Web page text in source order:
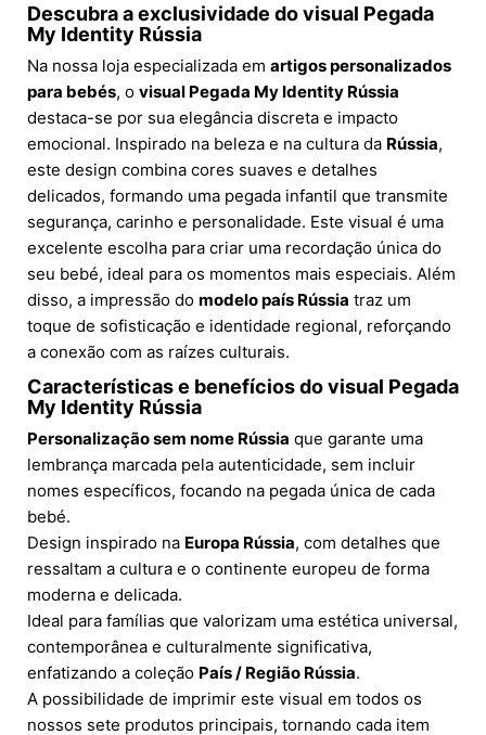
Descubra a exclusividade do visual Pegada
My Identity Rússia
Na nossa loja especializada em artigos personalizados
para bebés, o visual Pegada My Identity Rússia
destaca-se por sua elegância discreta e impacto
emocional. Inspirado na beleza e na cultura da Rússia,
este design combina cores suaves e detalhes
delicados, formando uma pegada infantil que transmite
segurança, carinho e personalidade. Este visual é uma
excelente escolha para criar uma recordação única do
seu bebé, ideal para os momentos mais especiais. Além
disso, a impressão do modelo país Rússia traz um
toque de sofisticação e identidade regional, reforçando
a conexão com as raízes culturais.
Características e benefícios do visual Pegada
My Identity Rússia
Personalização sem nome Rússia que garante uma
lembrança marcada pela autenticidade, sem incluir
nomes específicos, focando na pegada única de cada
bebé.
Design inspirado na Europa Rússia, com detalhes que
ressaltam a cultura e o continente europeu de forma
moderna e delicada.
Ideal para famílias que valorizam uma estética universal,
contemporânea e culturalmente significativa,
enfatizando a coleção País / Região Rússia.
A possibilidade de imprimir este visual em todos os
nossos sete produtos principais, tornando cada item